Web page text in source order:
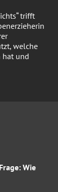
trifft
welche
hat und
Wie